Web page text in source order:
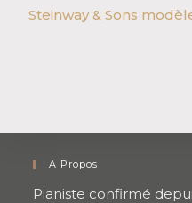
Steinway & Sons
A Propos
Pianiste confirmé